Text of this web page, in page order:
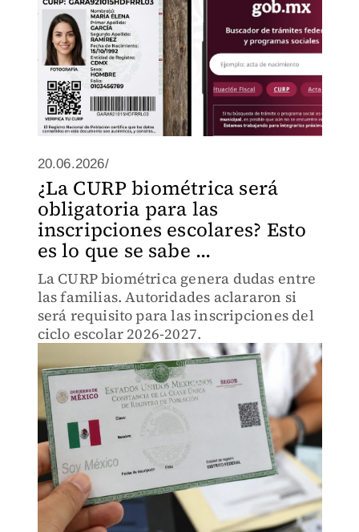
20.06.2026/
¿La CURP biométrica será
obligatoria para las
inscripciones escolares? Esto
es lo que se sabe ...
La CURP biométrica genera dudas entre
las familias. Autoridades aclararon si
será requisito para las inscripciones del
ciclo escolar 2026-2027.